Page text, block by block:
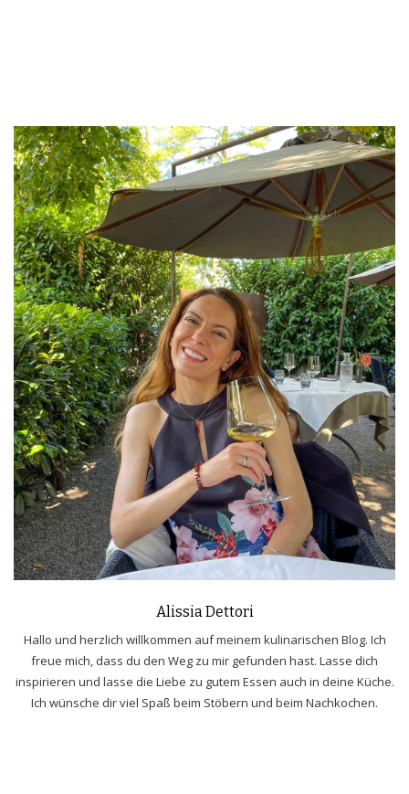
Alissia Dettori
Hallo und herzlich willkommen auf meinem kulinarischen Blog. Ich
freue mich, dass du den Weg zu mir gefunden hast. Lasse dich
inspirieren und lasse die Liebe zu gutem Essen auch in deine Küche.
Ich wünsche dir viel Spaß beim Stöbern und beim Nachkochen.